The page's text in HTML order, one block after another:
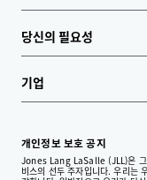
당신의 필요성
기업
개인정보 보호 공지
Jones Lang LaSalle (JLL)은 그
비스의 선두 주자입니다. 우리는